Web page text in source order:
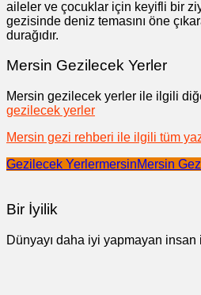
aileler ve çocuklar için keyifli bir
gezisinde deniz temasını öne
durağıdır.
Mersin Gezilecek Yerler
Mersin gezilecek yerler ile ilgili
gezilecek yerler
Mersin gezi rehberi ile ilgili tüm
Gezilecek YerlermersinMersin
Bir İyilik
Dünyayı daha iyi yapmayan insan